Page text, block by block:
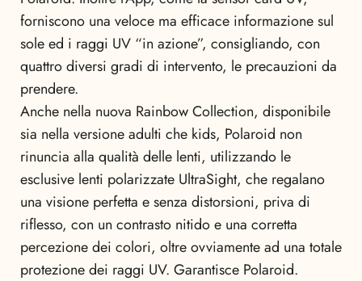
forniscono una veloce ma efficace informazione sul
sole ed i raggi UV “in azione”, consigliando, con
quattro diversi gradi di intervento, le precauzioni da
prendere.
Anche nella nuova Rainbow Collection, disponibile
sia nella versione adulti che kids, Polaroid non
rinuncia alla qualità delle lenti, utilizzando le
esclusive lenti polarizzate UltraSight, che regalano
una visione perfetta e senza distorsioni, priva di
riflesso, con un contrasto nitido e una corretta
percezione dei colori, oltre ovviamente ad una totale
protezione dei raggi UV. Garantisce Polaroid.